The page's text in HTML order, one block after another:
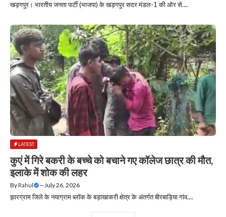
खड़गपुर। भारतीय जनता पार्टी (भाजपा) के खड़गपुर सदर मंडल-1 की ओर से....
LATEST
कुएं में गिरे बकरी के बच्चे को बचाने गए कॉलेज छात्र की मौत,
इलाके में शोक की लहर
ByRahul —July 26, 2026
झारग्राम जिले के नयाग्राम ब्लॉक के बड़ाखाकरी क्षेत्र के अंतर्गत बीरबाड़िया गांव....